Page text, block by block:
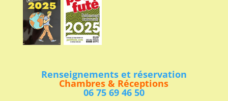
Renseignements et réservation
Chambres & Réceptions
06 75 69 46 50